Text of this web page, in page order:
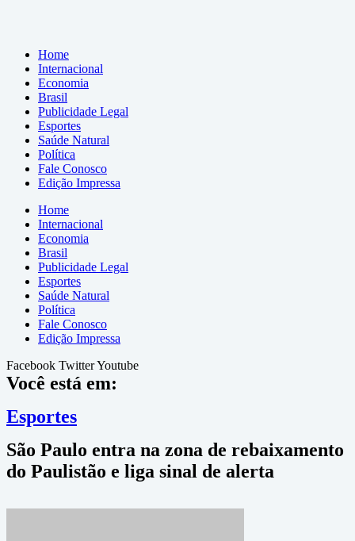
Home
Internacional
Economia
Brasil
Publicidade Legal
Esportes
Saúde Natural
Política
Fale Conosco
Edição Impressa
Home
Internacional
Economia
Brasil
Publicidade Legal
Esportes
Saúde Natural
Política
Fale Conosco
Edição Impressa
Facebook TwitterYoutube
Você está em:
Esportes
São Paulo entra na zona de rebaixamento
do Paulistão e liga sinal de alerta